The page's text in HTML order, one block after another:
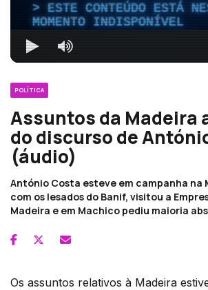
ESTE CONTEÚDO ESTÁ
MOMENTO INDISPONÍVEL
POLÍTICA
Assuntos da Madeira
do discurso de
(áudio)
António Costa esteve em campanha na
com os lesados do Banif, visitou a
Madeira e em Machico pediu maioria
Os assuntos relativos à Madeira